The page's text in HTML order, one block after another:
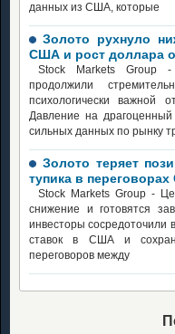
данных из США, которые
Золото рухнуло
США и рост доллара
Stock Markets Group
продолжили
психологически важной
Давление на
сильных данных по рынку
Золото теряет
тупика в
Stock Markets Group -
снижение и готовятся
инвесторы сосредоточили
ставок в США и
переговоров между